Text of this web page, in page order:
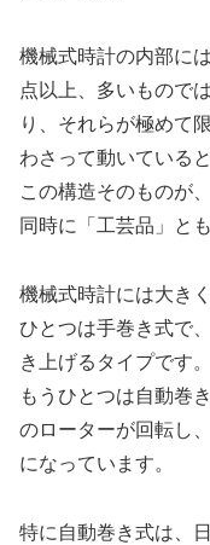
機械式時計の内部に
点以上、多いもので
り、それらが極めて
わさって動いている
この構造そのものが
同時に「工芸品」と
機械式時計には大き
ひとつは手巻き式で
き上げるタイプです。
もうひとつは自動巻
のローターが回転し
になっています。
特に自動巻き式は、